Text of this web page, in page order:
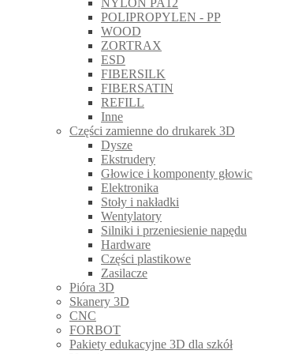
NYLON PA12
POLIPROPYLEN - PP
WOOD
ZORTRAX
ESD
FIBERSILK
FIBERSATIN
REFILL
Inne
Części zamienne do drukarek 3D
Dysze
Ekstrudery
Głowice i komponenty głowic
Elektronika
Stoły i nakładki
Wentylatory
Silniki i przeniesienie napędu
Hardware
Części plastikowe
Zasilacze
Pióra 3D
Skanery 3D
CNC
FORBOT
Pakiety edukacyjne 3D dla szkół